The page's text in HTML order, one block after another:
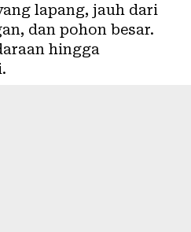
lapang, jauh dari
dan pohon besar.
hingga